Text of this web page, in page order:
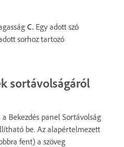
C. Egy adott szó
sorhoz tartozó
sortávolságáról
Bekezdés panel Sortávolság
be. Az alapértelmezett
fent) a szöveg